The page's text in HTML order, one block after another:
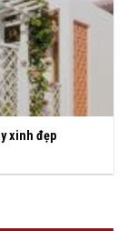
xinh đẹp